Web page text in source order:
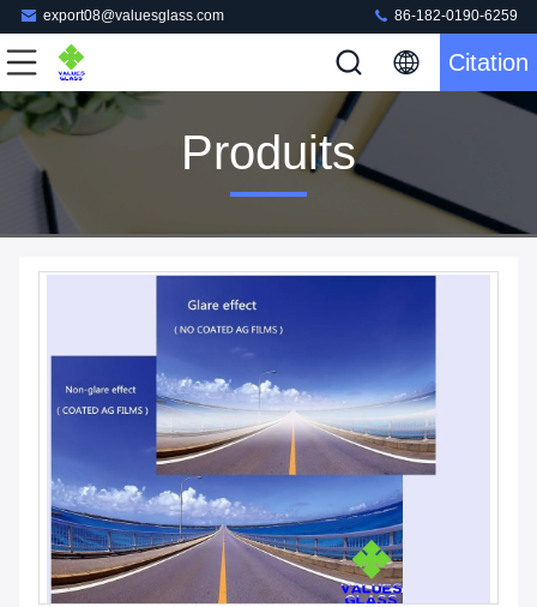
export08@valuesglass.com 86-182-0190-6259
Citation
Produits